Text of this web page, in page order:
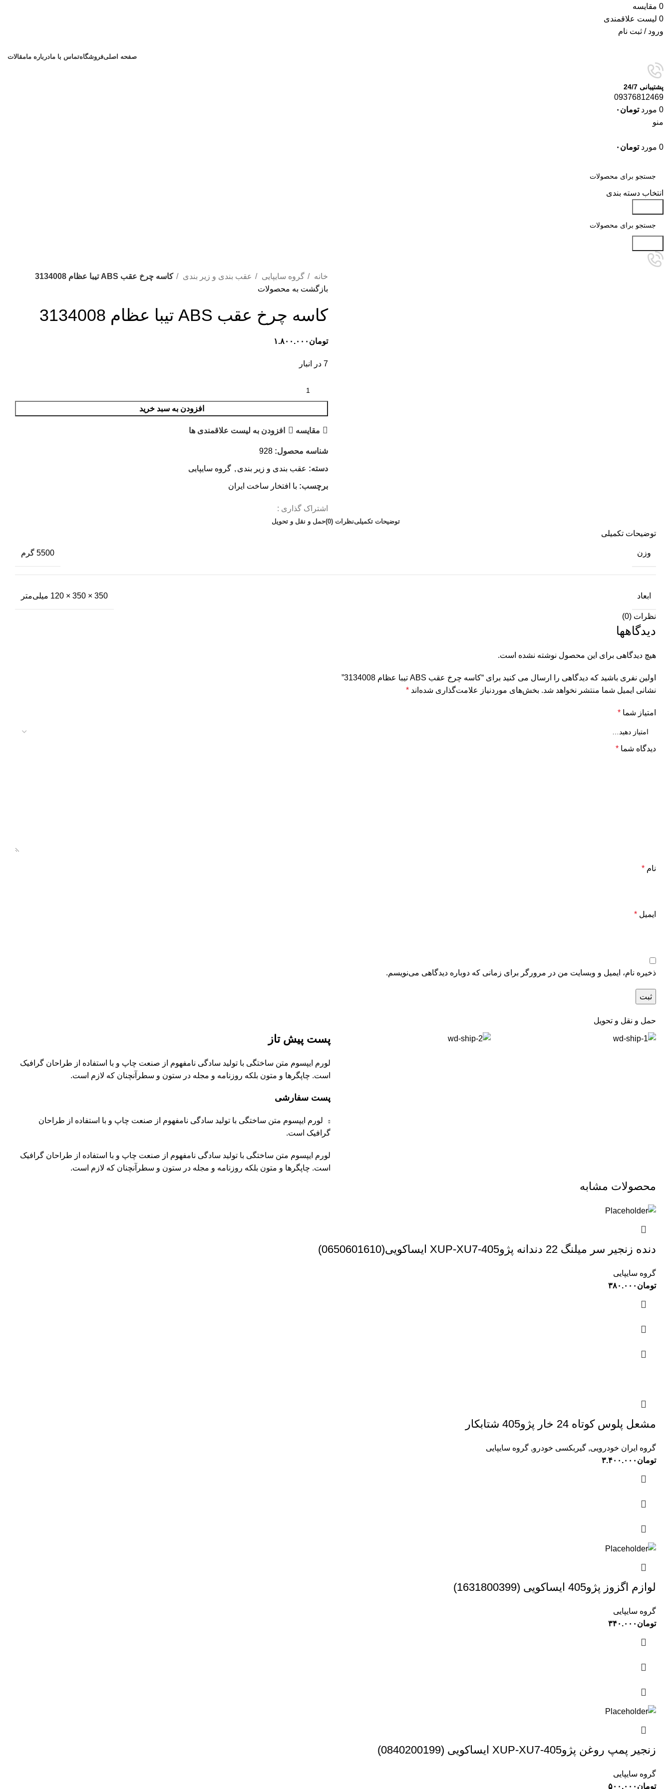
0 مقایسه
0 لیست علاقمندی
ورود / ثبت نام
صفحه اصلیفروشگاهتماس با مادرباره مامقالات
پشتیبانی 24/7
09376812469
0 مورد تومان ۰
منو
0 مورد تومان ۰
انتخاب دسته بندی
خانه گروه سایپایی عقب بندی و زیر بندی
کاسه چرخ عقب ABS تیبا عظام 3134008
بازگشت به محصولات
کاسه چرخ عقب ABS تیبا عظام 3134008
تومان ۱.۸۰۰.۰۰۰
7 در انبار
افزودن به سبد خرید
مقایسه افزودن به لیست علاقمندی ها
شناسه محصول: 928
دسته: عقب بندی و زیر بندی , گروه سایپایی
برچسب: با افتخار ساخت ایران
اشتراک گذاری :
توضیحات تکمیلینظرات (0) حمل و نقل و تحویل
توضیحات تکمیلی
وزن 5500 گرم
ابعاد 350 × 350 × 120 میلی‌متر
نظرات (0)
دیدگاهها
هیچ دیدگاهی برای این محصول نوشته نشده است.
اولین نفری باشید که دیدگاهی را ارسال می کنید برای “کاسه چرخ عقب ABS تیبا عظام 3134008”
نشانی ایمیل شما منتشر نخواهد شد. بخش‌های موردنیاز علامت‌گذاری شده‌اند *
امتیاز شما *
دیدگاه شما *
نام *
ایمیل *
ذخیره نام، ایمیل و وبسایت من در مرورگر برای زمانی که دوباره دیدگاهی می‌نویسم.
حمل و نقل و تحویل
پست پیش تاز
لورم ایپسوم متن ساختگی با تولید سادگی نامفهوم از صنعت چاپ و با استفاده از طراحان گرافیک
است. چاپگرها و متون بلکه روزنامه و مجله در ستون و سطرآنچنان که لازم است.
پست سفارشی
لورم ایپسوم متن ساختگی با تولید سادگی نامفهوم از صنعت چاپ و با استفاده از طراحان
گرافیک است.
لورم ایپسوم متن ساختگی با تولید سادگی نامفهوم از صنعت چاپ و با استفاده از طراحان گرافیک
است. چاپگرها و متون بلکه روزنامه و مجله در ستون و سطرآنچنان که لازم است.
محصولات مشابه
دنده زنجیر سر میلنگ 22 دندانه پژوXUP-XU7-405 ایساکویی(0650601610)
گروه سایپایی
تومان ۳۸۰.۰۰۰
مشعل پلوس کوتاه 24 خار پژو405 شتابکار
گروه ایران خودرویی, گیربکسی خودرو, گروه سایپایی
تومان ۳.۴۰۰.۰۰۰
لوازم اگزوز پژو405 ایساکویی (1631800399)
گروه سایپایی
تومان ۳۴۰.۰۰۰
زنجیر پمپ روغن پژوXUP-XU7-405 ایساکویی (0840200199)
گروه سایپایی
تومان ۵۰۰.۰۰۰